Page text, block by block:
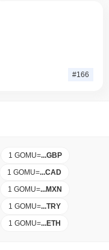
#166
1 GOMU=...GBP
1 GOMU=...CAD
1 GOMU=...MXN
1 GOMU=...TRY
1 GOMU=...ETH